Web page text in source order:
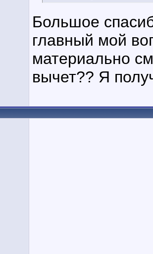
Большое
главный мой
материально
вычет?? Я